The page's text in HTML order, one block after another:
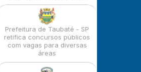
Prefeitura de Taubaté - SP
retifica concursos públicos
com vagas para diversas
áreas